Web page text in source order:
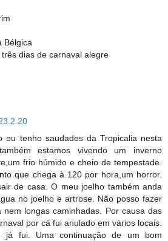
Bélgica
dias de carnaval alegre
eu tenho saudades da Tropicalia nesta
estamos vivendo um inverno
frio húmido e cheio de tempestade.
que chega à 120 por hora,um horror.
de casa. O meu joelho também anda
no joelho e artrose. Não posso fazer
nem longas caminhadas. Por causa das
por cá fui anulado em vários locais.
já fui. Uma continuação de um bom